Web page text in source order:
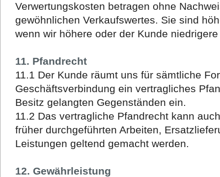
Verwertungskosten betragen ohne
gewöhnlichen Verkaufswertes. Sie sind
wenn wir höhere oder der Kunde
11. Pfandrecht
11.1 Der Kunde räumt uns für sämtliche
Geschäftsverbindung ein vertragliches
Besitz gelangten Gegenständen ein.
11.2 Das vertragliche Pfandrecht kann
früher durchgeführten Arbeiten,
Leistungen geltend gemacht werden.
12. Gewährleistung